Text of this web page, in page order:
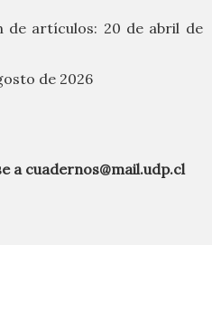
de artículos: 20 de abril de
de 2026
a cuadernos@mail.udp.cl